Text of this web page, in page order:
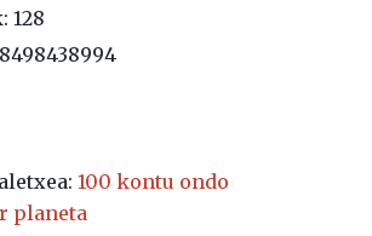
128
100 kontu ondo
planeta